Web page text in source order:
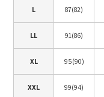
L 87(82)
LL 91(86)
XL 95(90)
XXL 99(94)